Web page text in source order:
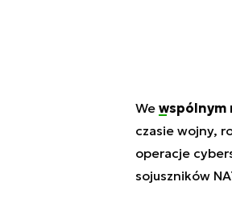
We wspólnym
czasie wojny,
operacje
sojuszników